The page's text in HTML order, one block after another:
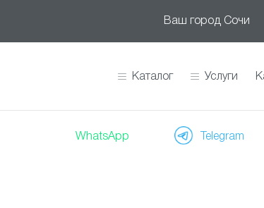
Ваш город Сочи
Каталог Услуги
WhatsApp Telegram